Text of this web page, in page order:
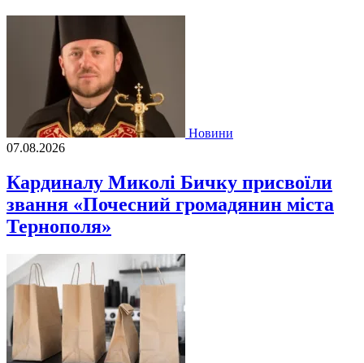
Новини
07.08.2026
Кардиналу Миколі Бичку присвоїли
звання «Почесний громадянин міста
Тернополя»